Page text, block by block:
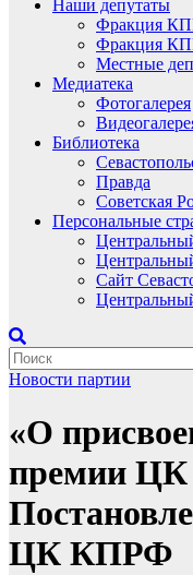
Наши депутаты
Фракция
Фракция
Местные
Медиатека
Фотогалерея
Библиотека
Правда
Советская
Персональные
Сайт
Новости партии
«О
премии ЦК
ЦК КПРФ